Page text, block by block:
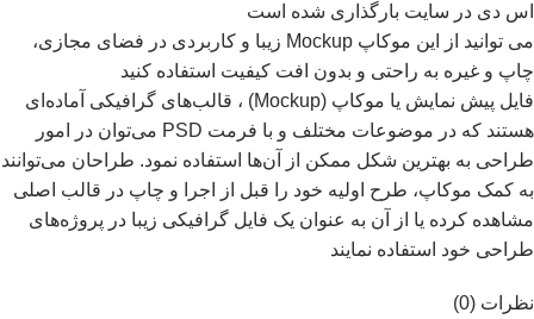
اس دی در سایت بارگذاری شده است
می توانيد از اين موکاپ Mockup زيبا و کاربردی در فضای مجازی،
چاپ و غيره به راحتی و بدون افت کيفيت استفاده کنيد
فایل پیش نمایش یا موکاپ (Mockup) ، قالب‌های گرافیکی آماده‌ای
هستند که در موضوعات مختلف و با فرمت PSD می‌توان در امور
طراحی به بهترین شکل ممکن از آن‌ها استفاده نمود. طراحان می‌توانند
به کمک موکاپ، طرح اولیه خود را قبل از اجرا و چاپ در قالب اصلی
مشاهده کرده یا از آن به عنوان یک فایل گرافیکی زیبا در پروژه‌های
طراحی خود استفاده نمایند
نظرات (0)